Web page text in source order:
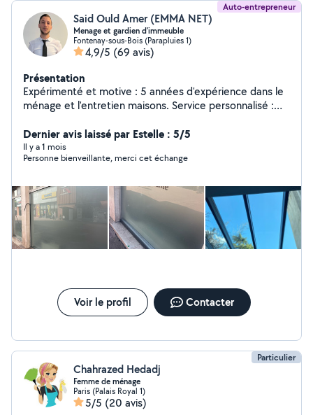
Auto-entrepreneur
Said Ould Amer (EMMA NET)
Menage et gardien d'immeuble
Fontenay-sous-Bois (Parapluies 1)
4,9/5 (69 avis)
Présentation
Expérimenté et motive : 5 années d'expérience dans le
ménage et l'entretien maisons. Service personnalisé :
désinfection, nettoyage des fenêtre et balcons .
Repassage et pliage du linge . Nettoyage bureau et lieu
de travail. Remplacent de gardiens ( diplôme ssiap1 ) .
locations Airbnb . Grand nettoyage après
déménagement. Nettoyage de vitres 50%
DÉDUCTIBLE SUR VOS IMPÔTS DEVIS GRATUIT ET
SANS ENGAGEMENT PRESTATION PAR HEURE ET PAR
FORFAIT
Dernier avis laissé par Estelle : 5/5
Il y a 1 mois
Personne bienveillante, merci cet échange
Voir le profil Contacter
Particulier
Chahrazed Hedadj
Femme de ménage
Paris (Palais Royal 1)
5/5 (20 avis)